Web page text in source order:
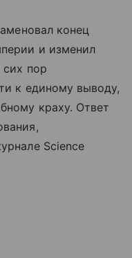
конец
и изменил
сих пор
к единому выводу,
краху. Ответ
Science